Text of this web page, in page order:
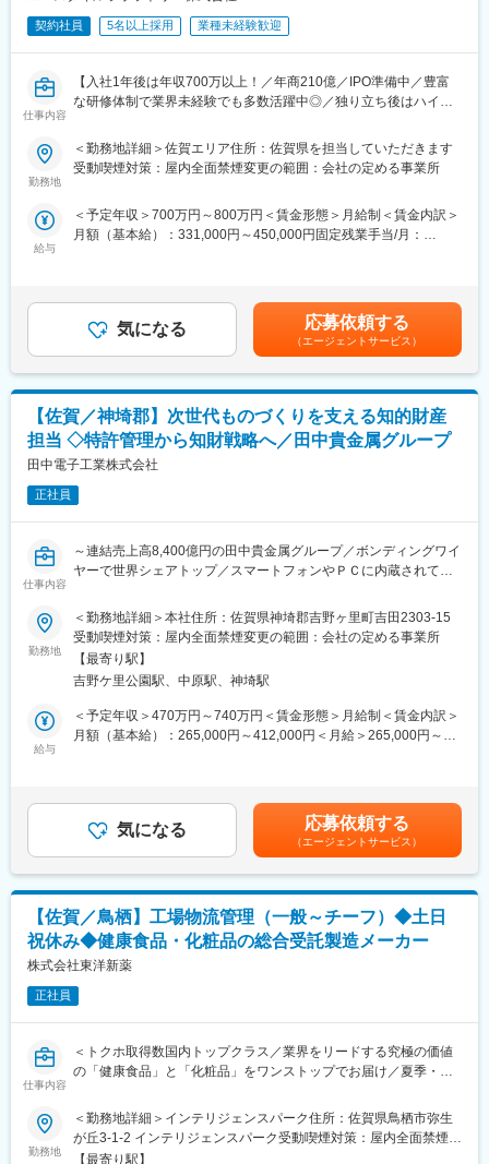
定期的に全社員との面談を行っており、様々な相談がしやすい環
境です。希望がない限り、転勤はありません。博多駅近くの綺麗
なオフィスビルで、博多駅筑紫口から徒歩5分程度と通勤も便利で
す。
◎KPI設計（採用単価、ターゲット設定、チャネル別KPI 等）
◎採用チーム（本社3名＋各拠点6名）のマネジメント
◎採用プロセスの設計・改善（母集団形成～内定～入社フォロ
ー）／◎ドライバー職を中心とした大量採用の基盤構築／◎オン
ボーディング（入社後研修～現場との協働による定着施策）
◎各拠点採用の統制・伴走支援／◎経営層への定期レポーティン
※採用だけでなく“育成・定着”までを含む領域で、会社成長に直結
する提案ができます。
■配属部署：
本社採用チーム：3名、各拠点採用担当者：6名
■当社の特徴：
◎20期連続増収 の成長企業・・・農産物物流の独自モデルで急成
◎帝国データバンク調査で高評価・・・物流部門で 全国18位・九
州2位 を獲得するなど、安定性・信頼性の高い経営基盤。
◎地域活性化にも注力・・・福島復興工場の設立、五島列島の農
産物ブランド化など社会貢献性の高い事業を推進。
◎採用は経営戦略の中心的テーマ・・・当社にとって採用は「成
長エンジン」。管理職として経営に近い立場で影響力のある役割
を担えます。
変更の範囲：会社の定める業務
契約社員 5名以上採用 業種未経験歓迎
仕事内容
【入社1年後は年収700万以上！／年商210億／IPO準備中／豊富
な研修体制で業界未経験でも多数活躍中◎／独り立ち後はハイブ
重度障害のある方や高齢者の方等に医療的ケアサービスを行う訪
ジャー候補を募集します。
★下記インタビューをぜひご覧ください！
・部門の運営、売上管理
・営業活動
・サービス提供管理・保守
・ご利用者様やご家族へのヒアリング、サービス設計・立上げ
・ケアマネージャーや医療機関、福祉事業所、行政等との調整
・スタッフの採用・指導・育成
・各種プロジェクトへの参加
※担当エリアは選考時の希望を考慮の上、決定します。
す。
■入社～1カ月目
格取得。なお、資格取得のための費用は当社負担となります。
■1～3か月目
・OJTを受けながら日勤・夜勤両方の介護現場での業務をお任せ
します。
※研修終了後は現場業務は無くなるため日勤のみ
■3～6か月目
・マネージャー業務を学んでいただきます。ピープルマネジメン
■本配属後
・各事業所の課題や目的に合わせてマネジメント業務に専念頂き
【キャリアパス（例）】
・医療介護スタッフ（2週間程度の基礎研修必要資格取得、現場業
務）
・サービスリーダー（入社3カ月～※研修期間）
・サービス提供責任者（入社半年／年収420～650万円）
・サービスマネージャー（入社1年／年収560～700万円）
・エリアマネージャー（入社1年～／年収700～800万円）
・ブロックマネージャー（年収800～900万円）
・ゼネラルマネージャー（年収900～1200万円）
勤務地
＜勤務地詳細＞佐賀エリア住所：佐賀県を担当していただきます
受動喫煙対策：屋内全面禁煙変更の範囲：会社の定める事業所
給与
＜予定年収＞700万円～800万円＜賃金形態＞月給制＜賃金内訳＞
月額（基本給）：331,000円～450,000円固定残業手当/月：
有■賞与：年2回※前職給与を考慮※経験・スキル・スタートポジシ
ョンにおいて異なる※評価により昇格・昇給あり※エリアにより地
域加算手当分が異なる※時間外手当は別途全額支給賃金はあくまで
も目安の金額であり、選考を通じて上下する可能性があります。
月給(月額)は固定手当を含めた表記です。
気になる 応募依頼する
（エージェントサービス）
【佐賀／神埼郡】次世代ものづくりを支える知的財産
担当 ◇特許管理から知財戦略へ／田中貴金属グループ
田中電子工業株式会社
正社員
仕事内容
～連結売上高8,400億円の田中貴金属グループ／ボンディングワイ
ヤーで世界シェアトップ／スマートフォンやＰＣに内蔵されてい
年休122日～
■求人のポイント：
・月残業10H程度／年休122日／年次有給休暇取得日数12.9日／有
給取得率100%／離職率1.8％／産休・育休後の復職率95.2％で長
期就業環境も整っています。
・働いた分はしっかり稼ぐ！充実した手当＆残業代は1分単位で支
知的財産部門において、主に特許管理業務をご担当いただきま
す。
・出願および中間処理に関する納期管理
・特許関連費用の管理
・特許事務所や社内関係部署との調整業務
・クリアランス調査
・AI・DXを活用した業務効率化推進
◇契約業務
・契約関連業務の補助
・知的財産に関する情報管理
◇その他（適性・希望に応じて）
・競合他社の特許分析
・特許企画
・技術開発企画
※組織構成：4名
勤務地
＜勤務地詳細＞本社住所：佐賀県神埼郡吉野ヶ里町吉田2303-15
受動喫煙対策：屋内全面禁煙変更の範囲：会社の定める事業所
【最寄り駅】
吉野ケ里公園駅、中原駅、神埼駅
給与
＜予定年収＞470万円～740万円＜賃金形態＞月給制＜賃金内訳＞
月額（基本給）：265,000円～412,000円＜月給＞265,000円～
あり、選考を通じて上下する可能性があります。月給(月額)は固定
手当を含めた表記です。
気になる 応募依頼する
（エージェントサービス）
【佐賀／鳥栖】工場物流管理（一般～チーフ）◆土日
祝休み◆健康食品・化粧品の総合受託製造メーカー
株式会社東洋新薬
正社員
仕事内容
＜トクホ取得数国内トップクラス／業界をリードする究極の価値
の「健康食品」と「化粧品」をワンストップでお届け／夏季・年
■業務概要：
製造物流課は、製造計画の円滑な遂行に直結する重要業務を担っ
勤務地
＜勤務地詳細＞インテリジェンスパーク住所：佐賀県鳥栖市弥生
が丘3-1-2 インテリジェンスパーク受動喫煙対策：屋内全面禁煙変
更の範囲：会社の定める事業所
【最寄り駅】